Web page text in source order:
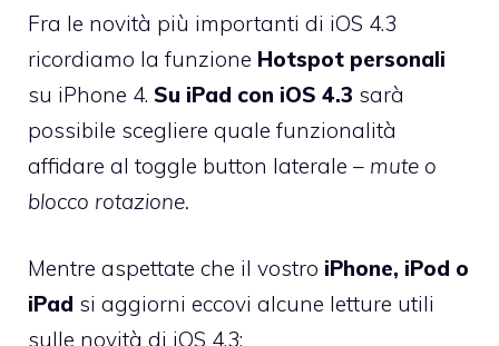
Fra le novità più importanti di iOS 4.3
ricordiamo la funzione Hotspot personali
su iPhone 4. Su iPad con iOS 4.3 sarà
possibile scegliere quale funzionalità
affidare al toggle button laterale – mute o
blocco rotazione.
Mentre aspettate che il vostro iPhone, iPod o
iPad si aggiorni eccovi alcune letture utili
sulle novità di iOS 4.3: